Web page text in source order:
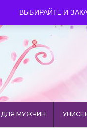
ВЫБИРАЙТЕ И
544 11 18 г. Москва
ДЛЯ МУЖЧИН